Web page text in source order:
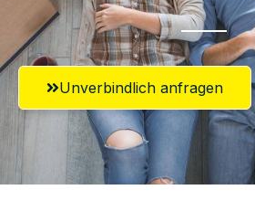
Unverbindlich anfragen